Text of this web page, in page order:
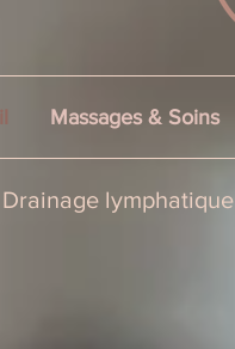
Massages & Soins
Drainage